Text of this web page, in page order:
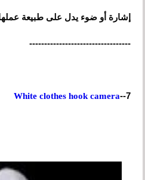
إشارة أو ضوء يدل على طبيعة عملها ، وثمنه
----------------------------------
7--
White clothes hook camera